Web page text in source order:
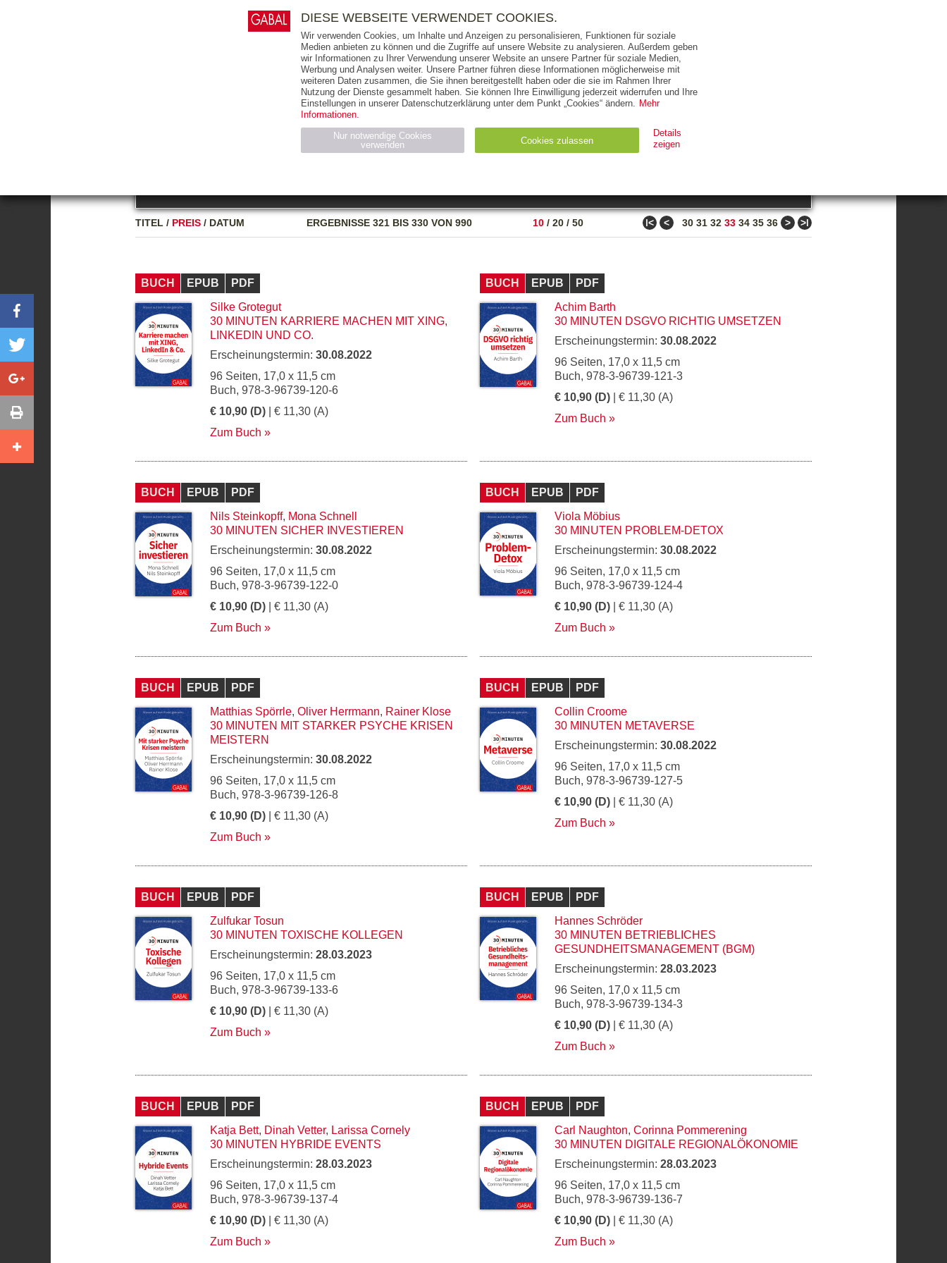
AUSGABEART AUS DER REIHE ZUM THEMA
TITEL / PREIS / DATUM ERGEBNISSE321 BIS 330 VON 990 10 / 20 / 50 ǀ< < 30 31 32 33 34 35 36 > >ǀ
BUCH EPUB
PDF
Silke Grotegut
30 MINUTEN KARRIERE MACHEN MIT XING,
LINKEDIN UND CO.
Erscheinungstermin: 30.08.2022
96 Seiten, 17,0 x 11,5 cm
Buch, 978-3-96739-120-6
€ 10,90 (D) | € 11,30 (A)
Zum Buch
BUCH EPUB
PDF
Achim Barth
30 MINUTEN DSGVO RICHTIG UMSETZEN
Erscheinungstermin: 30.08.2022
96 Seiten, 17,0 x 11,5 cm
Buch, 978-3-96739-121-3
€ 10,90 (D) | € 11,30 (A)
Zum Buch
BUCH EPUB
PDF
Nils Steinkopff, Mona Schnell
30 MINUTEN SICHER INVESTIEREN
Erscheinungstermin: 30.08.2022
96 Seiten, 17,0 x 11,5 cm
Buch, 978-3-96739-122-0
€ 10,90 (D) | € 11,30 (A)
Zum Buch
BUCH EPUB
PDF
Viola Möbius
30 MINUTEN PROBLEM-DETOX
Erscheinungstermin: 30.08.2022
96 Seiten, 17,0 x 11,5 cm
Buch, 978-3-96739-124-4
€ 10,90 (D) | € 11,30 (A)
Zum Buch
BUCH EPUB
PDF
Matthias Spörrle, Oliver Herrmann, Rainer Klose
30 MINUTEN MIT STARKER PSYCHE KRISEN
MEISTERN
Erscheinungstermin: 30.08.2022
96 Seiten, 17,0 x 11,5 cm
Buch, 978-3-96739-126-8
€ 10,90 (D) | € 11,30 (A)
Zum Buch
BUCH EPUB
PDF
Collin Croome
30 MINUTEN METAVERSE
Erscheinungstermin: 30.08.2022
96 Seiten, 17,0 x 11,5 cm
Buch, 978-3-96739-127-5
€ 10,90 (D) | € 11,30 (A)
Zum Buch
BUCH EPUB
PDF
Zulfukar Tosun
30 MINUTEN TOXISCHE KOLLEGEN
Erscheinungstermin: 28.03.2023
96 Seiten, 17,0 x 11,5 cm
Buch, 978-3-96739-133-6
€ 10,90 (D) | € 11,30 (A)
Zum Buch
BUCH EPUB
PDF
Hannes Schröder
30 MINUTEN BETRIEBLICHES
GESUNDHEITSMANAGEMENT (BGM)
Erscheinungstermin: 28.03.2023
96 Seiten, 17,0 x 11,5 cm
Buch, 978-3-96739-134-3
€ 10,90 (D) | € 11,30 (A)
Zum Buch
BUCH EPUB
PDF
Katja Bett, Dinah Vetter, Larissa Cornely
30 MINUTEN HYBRIDE EVENTS
Erscheinungstermin: 28.03.2023
96 Seiten, 17,0 x 11,5 cm
Buch, 978-3-96739-137-4
€ 10,90 (D) | € 11,30 (A)
Zum Buch
BUCH EPUB
PDF
Carl Naughton, Corinna Pommerening
30 MINUTEN DIGITALE REGIONALÖKONOMIE
Erscheinungstermin: 28.03.2023
96 Seiten, 17,0 x 11,5 cm
Buch, 978-3-96739-136-7
€ 10,90 (D) | € 11,30 (A)
Zum Buch
E-BOOKS AUDIO-CDS MP3 NON-BOOKS
THEMEN AUTOREN VERLAG
RIGHTS PRESSE HANDEL FÜR UNTERNEHMEN
DIESE WEBSEITE VERWENDET COOKIES.
Wir verwenden Cookies, um Inhalte und Anzeigen zu personalisieren, Funktionen für soziale
Medien anbieten zu können und die Zugriffe auf unsere Website zu analysieren. Außerdem geben
wir Informationen zu Ihrer Verwendung unserer Website an unsere Partner für soziale Medien,
Werbung und Analysen weiter. Unsere Partner führen diese Informationen möglicherweise mit
weiteren Daten zusammen, die Sie ihnen bereitgestellt haben oder die sie im Rahmen Ihrer
Nutzung der Dienste gesammelt haben. Sie können Ihre Einwilligung jederzeit widerrufen und Ihre
Einstellungen in unserer Datenschutzerklärung unter dem Punkt „Cookies“ ändern. Mehr
Informationen.
Nur notwendige Cookies
verwenden
Cookies zulassen
Details
zeigen
Name Anbieter Zweck Ablauf
Typ
CMS_SESSION_ID
gabal-
Wird für die Speicherung der Benutzer-Session verwendet Session HTTP